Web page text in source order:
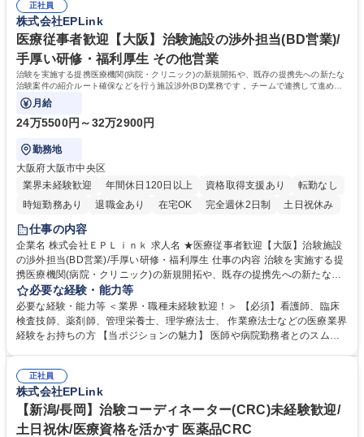
取りながら、チームで助け合って進めていくスタイルです。 募集職種 ★
営業経験者歓迎【埼玉】治験施設の渉外担当(BD)/営業/業界未経験歓迎/W
LB◎
身につけ、市場価値を高められます。 チームで連携しながら医療機関と長
期的な信頼関係を築くスタイルです。土日祝休みやフレックス制など、働
きやすさも抜群の環境です。 学歴・資格 学歴：大学院 大学 高専 短大 専
修学校 語学力： 資格：
正社員
株式会社EPLink
医療従事者歓迎【大阪】治験施設の渉外担当(BD営業)/
手厚い研修・福利厚生 その他営業
治験を実施する提携医療機関(病院・クリニック)の新規開拓や、既存の提携先への新たな
治験案件の紹介ルート確保などを行う施設渉外(BD)業務です 。チームで連携して進める
営業スタイルです。
月給
24万5500円～32万2900円
勤務地
大阪府大阪市中央区
業界未経験歓迎
年間休日120日以上 資格取得支援あり
転勤なし
時短勤務あり
退職金あり 在宅OK 完全週休2日制 土日祝休み
仕事の内容
企業名 株式会社ＥＰＬｉｎｋ 求人名 ★医療従事者歓迎【大阪】治験施設
の渉外担当(BD営業)/手厚い研修・福利厚生 仕事の内容 治験を実施する提
携医療機関(病院・クリニック)の新規開拓や、既存の提携先への新たな治
験案件の紹介ルート確保などを行う施設渉外(BD)業務です 。チームで連
携して進める営業スタイルです。 ■治験を実施できる医療機関の新規開拓
■提携医療機関に対する治験案件の紹介・提案 ■治験事務局の支援業務や
運営支援 ■関連書類の作成・保管、その他付随業務 ※医療機関の窓口を担
種 ★医療従事者歓迎【大阪】治験施設の渉外担当(BD営業)/手厚い研修・
福利厚生
必要な経験・能力等
必要な経験・能力等 ＜業界・職種未経験歓迎！＞ 【必須】看護師、臨床
検査技師、薬剤師、管理栄養士、理学療法士、 作業療法士などの医療業界
経験をお持ちの方 【当ポジションの魅力】 医師や病院勤務者とのスムー
なります！ 医療業界未経験から専門知識を身につけ、市場価値を高められ
ます。土日祝休みやフレックス制など、働きやすさも抜群の環境です。 学
歴・資格 学歴：大学院 大学 高専 短大 専修学校 語学力： 資格：
正社員
株式会社EPLink
【新潟/長岡】治験コーディネーター(CRC)未経験歓迎/
土日祝休/医療資格を活かす 医薬品CRC